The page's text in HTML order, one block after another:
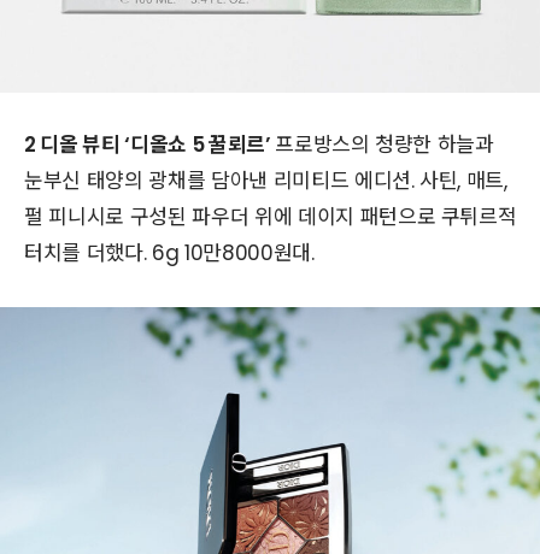
2 디올 뷰티 ‘디올쇼 5 꿀뢰르’ 프로방스의 청량한 하늘과
눈부신 태양의 광채를 담아낸 리미티드 에디션. 사틴, 매트,
펄 피니시로 구성된 파우더 위에 데이지 패턴으로 쿠튀르적
터치를 더했다. 6g 10만8000원대.